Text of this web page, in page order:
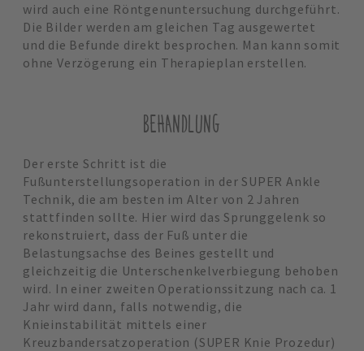
wird auch eine Röntgenuntersuchung durchgeführt.
Die Bilder werden am gleichen Tag ausgewertet
und die Befunde direkt besprochen. Man kann somit
ohne Verzögerung ein Therapieplan erstellen.
BEHANDLUNG
Der erste Schritt ist die
Fußunterstellungsoperation in der SUPER Ankle
Technik, die am besten im Alter von 2 Jahren
stattfinden sollte. Hier wird das Sprunggelenk so
rekonstruiert, dass der Fuß unter die
Belastungsachse des Beines gestellt und
gleichzeitig die Unterschenkelverbiegung behoben
wird. In einer zweiten Operationssitzung nach ca. 1
Jahr wird dann, falls notwendig, die
Knieinstabilität mittels einer
Kreuzbandersatzoperation (SUPER Knie Prozedur)